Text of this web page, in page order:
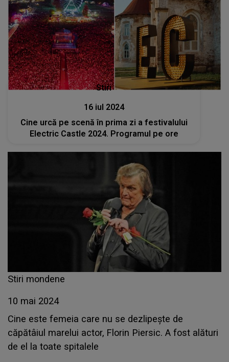
Stiri
16 iul 2024
Cine urcă pe scenă în prima zi a festivalului
Electric Castle 2024. Programul pe ore
Stiri mondene
10 mai 2024
Cine este femeia care nu se dezlipește de
căpătâiul marelui actor, Florin Piersic. A fost alături
de el la toate spitalele